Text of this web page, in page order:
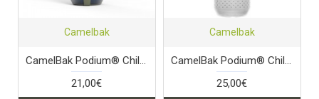
Camelbak
CamelBak Podium® Chill™ 620ml – Mercury Fog
21,00€
Camelbak
CamelBak Podium® Chill™ 710ml – Άσπρο / Μαύρο
25,00€